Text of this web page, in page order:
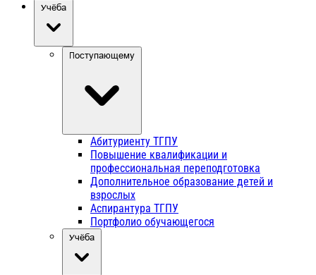
Учёба
Поступающему
Абитуриенту ТГПУ
Повышение квалификации и
профессиональная переподготовка
Дополнительное образование детей и
взрослых
Аспирантура ТГПУ
Портфолио обучающегося
Учёба